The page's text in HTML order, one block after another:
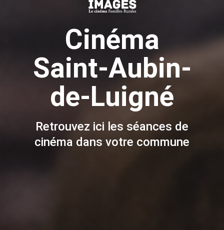
Cinéma
Saint-Aubin-
de-Luigné
Retrouvez ici les séances de
cinéma dans votre commune